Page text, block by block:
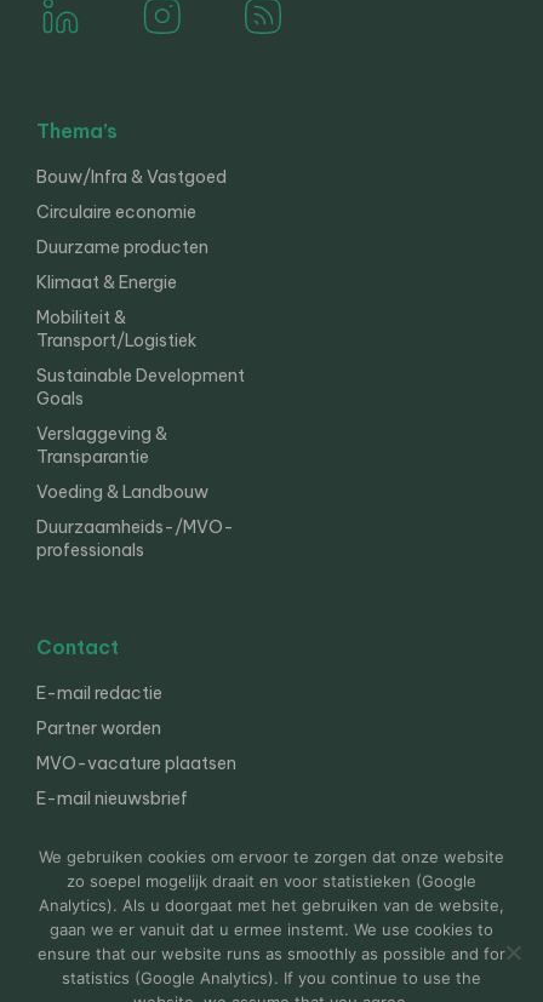
Thema’s
Bouw/Infra & Vastgoed
Circulaire economie
Duurzame producten
Klimaat & Energie
Mobiliteit &
Transport/Logistiek
Sustainable Development
Goals
Verslaggeving &
Transparantie
Voeding & Landbouw
Duurzaamheids-/MVO-
professionals
Contact
E-mail redactie
Partner worden
MVO-vacature plaatsen
E-mail nieuwsbrief
© 2000-2026 Van der Molen EIS Colofon
Disclaimer
Privacy
We gebruiken cookies om ervoor te zorgen dat onze website
zo soepel mogelijk draait en voor statistieken (Google
Analytics). Als u doorgaat met het gebruiken van de website,
gaan we er vanuit dat u ermee instemt. We use cookies to
ensure that our website runs as smoothly as possible and for
statistics (Google Analytics). If you continue to use the